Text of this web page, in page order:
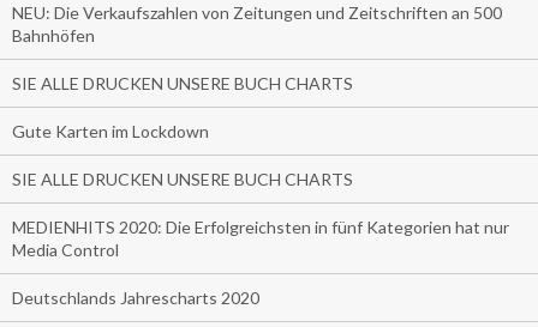
NEU: Die Verkaufszahlen von Zeitungen und Zeitschriften an 500
Bahnhöfen
SIE ALLE DRUCKEN UNSERE BUCH CHARTS
Gute Karten im Lockdown
SIE ALLE DRUCKEN UNSERE BUCH CHARTS
MEDIENHITS 2020: Die Erfolgreichsten in fünf Kategorien hat nur
Media Control
Deutschlands Jahrescharts 2020